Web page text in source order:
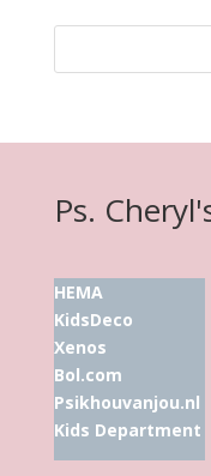
Ps.
HEMA
KidsDeco
Xenos
Bol.com
Psikhouvanjou.nl
Kids Department